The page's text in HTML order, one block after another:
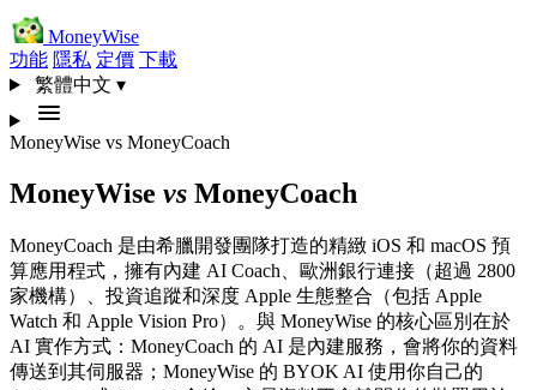
MoneyWise
功能 隱私 定價 下載
繁體中文 ▾
MoneyWise vs MoneyCoach
MoneyWise vs MoneyCoach
MoneyCoach 是由希臘開發團隊打造的精緻 iOS 和 macOS 預
算應用程式，擁有內建 AI Coach、歐洲銀行連接（超過 2800
家機構）、投資追蹤和深度 Apple 生態整合（包括 Apple
Watch 和 Apple Vision Pro）。與 MoneyWise 的核心區別在於
AI 實作方式：MoneyCoach 的 AI 是內建服務，會將你的資料
傳送到其伺服器；MoneyWise 的 BYOK AI 使用你自己的